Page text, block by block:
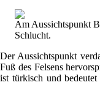
Am Aussichtspunkt
Schlucht.
Der Aussichtspunkt
Fuß des Felsens
ist türkisch und